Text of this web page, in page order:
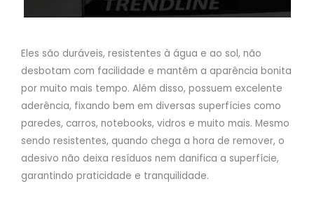
Eles são duráveis, resistentes à água e ao sol, não
desbotam com facilidade e mantêm a aparência bonita
por muito mais tempo. Além disso, possuem excelente
aderência, fixando bem em diversas superfícies como
paredes, carros, notebooks, vidros e muito mais. Mesmo
sendo resistentes, quando chega a hora de remover, o
adesivo não deixa resíduos nem danifica a superfície,
garantindo praticidade e tranquilidade.